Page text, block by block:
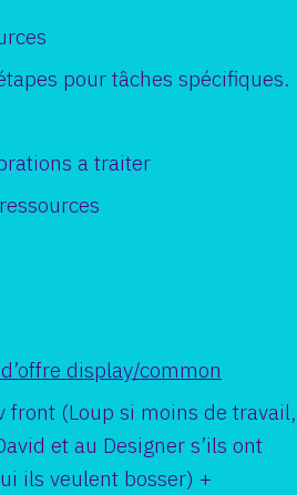
pour tâches spécifiques.
a traiter
display/common
front (Loup si moins de travail,
et au Designer s’ils ont
ils veulent bosser) +